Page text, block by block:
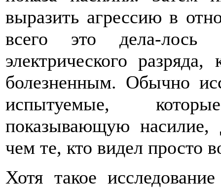
выразить агрессию в
всего это дела-лось
электрического
болезненным. Обычно
испытуемые,
показывающую насилие,
чем те, кто видел просто
Хотя такое